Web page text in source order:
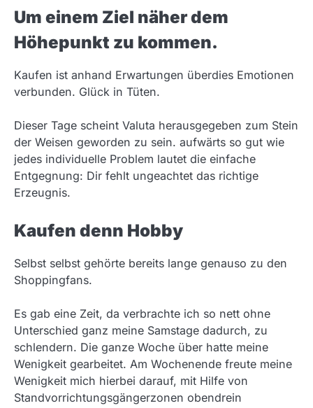
Um einem Ziel näher dem
Höhepunkt zu kommen.
Kaufen ist anhand Erwartungen überdies Emotionen
verbunden. Glück in Tüten.
Dieser Tage scheint Valuta herausgegeben zum Stein
der Weisen geworden zu sein. aufwärts so gut wie
jedes individuelle Problem lautet die einfache
Entgegnung: Dir fehlt ungeachtet das richtige
Erzeugnis.
Kaufen denn Hobby
Selbst selbst gehörte bereits lange genauso zu den
Shoppingfans.
Es gab eine Zeit, da verbrachte ich so nett ohne
Unterschied ganz meine Samstage dadurch, zu
schlendern. Die ganze Woche über hatte meine
Wenigkeit gearbeitet. Am Wochenende freute meine
Wenigkeit mich hierbei darauf, mit Hilfe von
Standvorrichtungsgängerzonen obendrein